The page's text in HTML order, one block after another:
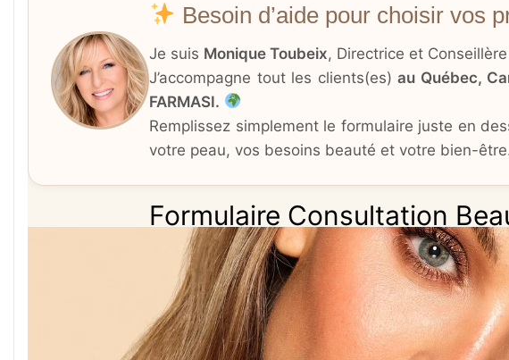
Besoin d’aide pour choisir vos
Je suis Monique Toubeix, Directrice et
J’accompagne tout les clients(es)au Québec,
FARMASI.
Remplissez simplement le formulaire juste en
votre peau, vos besoins beauté et votre bien-
Formulaire Consultation